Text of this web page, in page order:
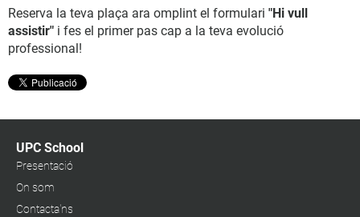
Reserva la teva plaça ara omplint el formulari "Hi vull
assistir" i fes el primer pas cap a la teva evolució
professional!
UPC School
Presentació
On som
Contacta'ns